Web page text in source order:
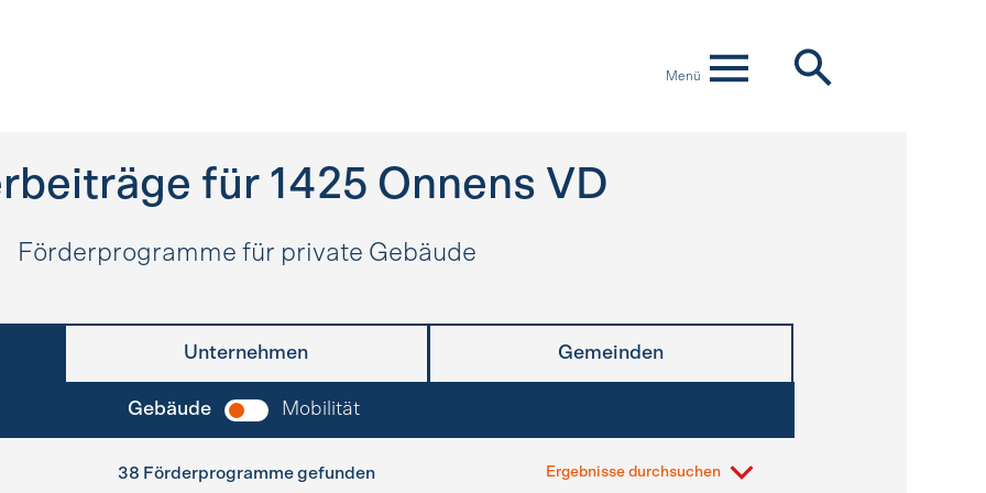
Menü
für 1425 Onnens VD
Förderprogramme für private Gebäude
Unternehmen Gemeinden
Gebäude Mobilität
38 Förderprogramme gefunden Ergebnisse durchsuchen